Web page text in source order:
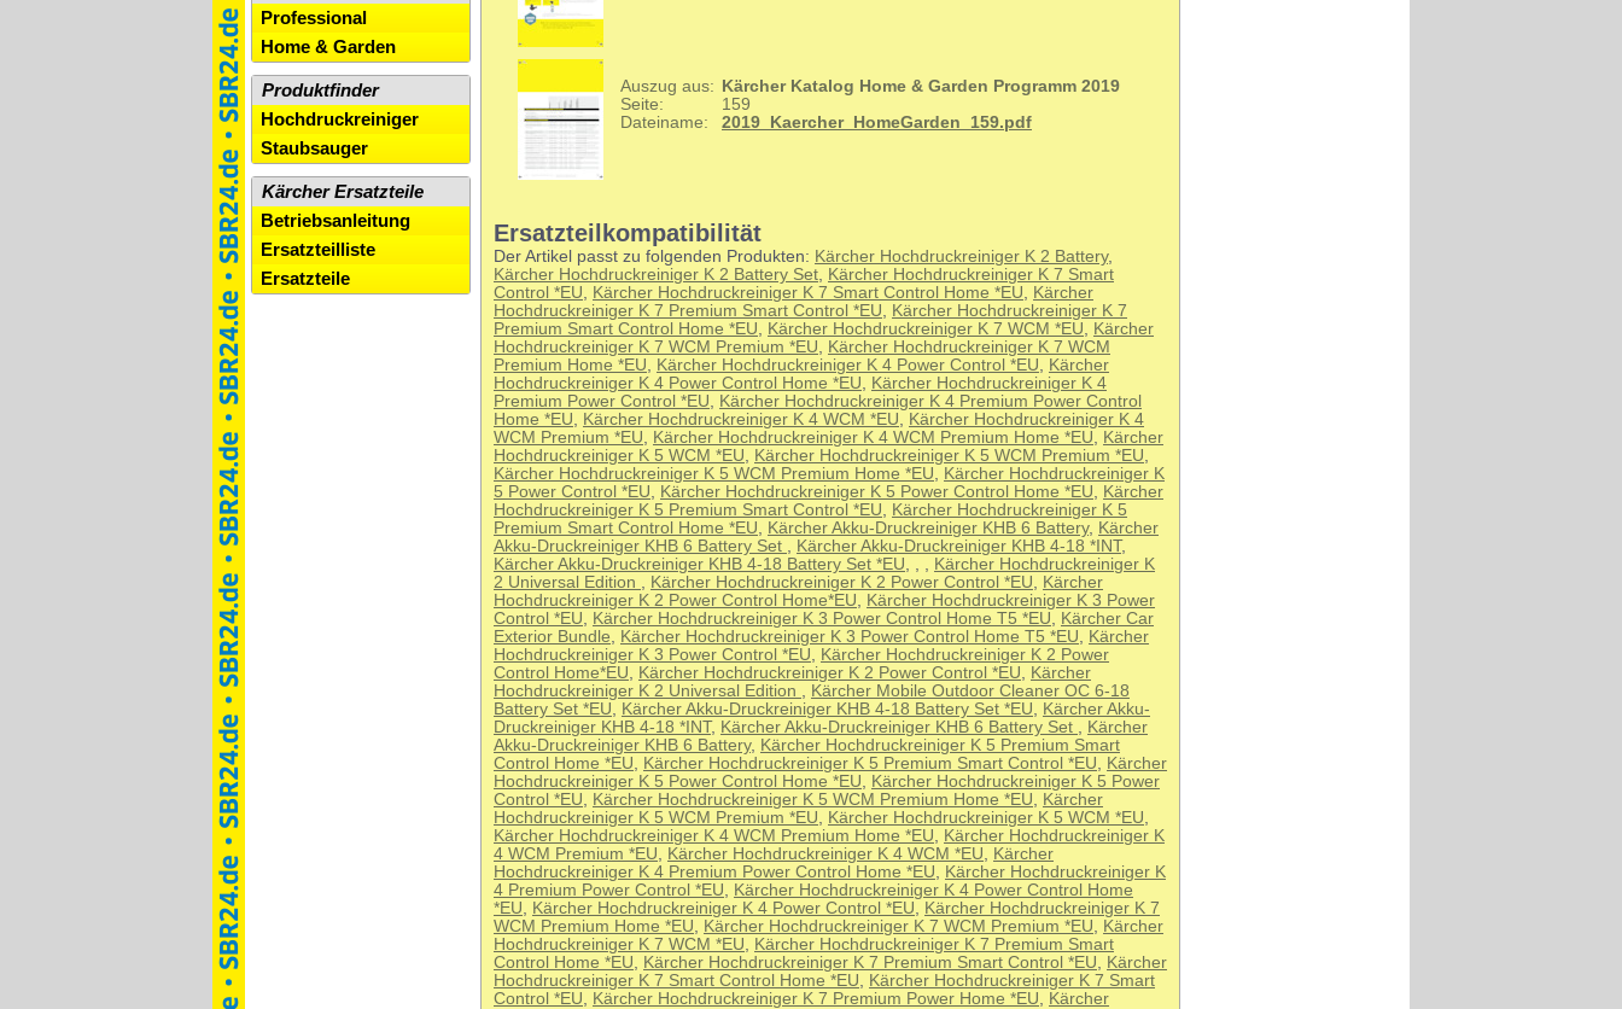
Auszug aus: Kärcher Katalog Home & Garden Programm 2019
Seite:
159
Dateiname:
2019_Kaercher_HomeGarden_159.pdf
Ersatzteilkompatibilität
Der Artikel passt zu folgenden Produkten: Kärcher Hochdruckreiniger K 2 Battery,
Kärcher Hochdruckreiniger K 2 Battery Set, Kärcher Hochdruckreiniger K 7 Smart
Control *EU, Kärcher Hochdruckreiniger K 7 Smart Control Home *EU, Kärcher
Hochdruckreiniger K 7 Premium Smart Control *EU, Kärcher Hochdruckreiniger K 7
Premium Smart Control Home *EU, Kärcher Hochdruckreiniger K 7 WCM *EU, Kärcher
Hochdruckreiniger K 7 WCM Premium *EU, Kärcher Hochdruckreiniger K 7 WCM
Premium Home *EU, Kärcher Hochdruckreiniger K 4 Power Control *EU, Kärcher
Hochdruckreiniger K 4 Power Control Home *EU, Kärcher Hochdruckreiniger K 4
Premium Power Control *EU, Kärcher Hochdruckreiniger K 4 Premium Power Control
Home *EU, Kärcher Hochdruckreiniger K 4 WCM *EU, Kärcher Hochdruckreiniger K 4
WCM Premium *EU, Kärcher Hochdruckreiniger K 4 WCM Premium Home *EU, Kärcher
Hochdruckreiniger K 5 WCM *EU, Kärcher Hochdruckreiniger K 5 WCM Premium *EU,
Kärcher Hochdruckreiniger K 5 WCM Premium Home *EU, Kärcher Hochdruckreiniger K
5 Power Control *EU, Kärcher Hochdruckreiniger K 5 Power Control Home *EU, Kärcher
Hochdruckreiniger K 5 Premium Smart Control *EU, Kärcher Hochdruckreiniger K 5
Premium Smart Control Home *EU, Kärcher Akku-Druckreiniger KHB 6 Battery, Kärcher
Akku-Druckreiniger KHB 6 Battery Set , Kärcher Akku-Druckreiniger KHB 4-18 *INT,
Kärcher Akku-Druckreiniger KHB 4-18 Battery Set *EU, , , Kärcher Hochdruckreiniger K
2 Universal Edition , Kärcher Hochdruckreiniger K 2 Power Control *EU, Kärcher
Hochdruckreiniger K 2 Power Control Home*EU, Kärcher Hochdruckreiniger K 3 Power
Control *EU, Kärcher Hochdruckreiniger K 3 Power Control Home T5 *EU, Kärcher Car
Exterior Bundle, Kärcher Hochdruckreiniger K 3 Power Control Home T5 *EU, Kärcher
Hochdruckreiniger K 3 Power Control *EU, Kärcher Hochdruckreiniger K 2 Power
Control Home*EU, Kärcher Hochdruckreiniger K 2 Power Control *EU, Kärcher
Hochdruckreiniger K 2 Universal Edition , Kärcher Mobile Outdoor Cleaner OC 6-18
Battery Set *EU, Kärcher Akku-Druckreiniger KHB 4-18 Battery Set *EU, Kärcher Akku-
Druckreiniger KHB 4-18 *INT, Kärcher Akku-Druckreiniger KHB 6 Battery Set , Kärcher
Akku-Druckreiniger KHB 6 Battery, Kärcher Hochdruckreiniger K 5 Premium Smart
Control Home *EU, Kärcher Hochdruckreiniger K 5 Premium Smart Control *EU, Kärcher
Hochdruckreiniger K 5 Power Control Home *EU, Kärcher Hochdruckreiniger K 5 Power
Control *EU, Kärcher Hochdruckreiniger K 5 WCM Premium Home *EU, Kärcher
Hochdruckreiniger K 5 WCM Premium *EU, Kärcher Hochdruckreiniger K 5 WCM *EU,
Kärcher Hochdruckreiniger K 4 WCM Premium Home *EU, Kärcher Hochdruckreiniger K
4 WCM Premium *EU, Kärcher Hochdruckreiniger K 4 WCM *EU, Kärcher
Hochdruckreiniger K 4 Premium Power Control Home *EU, Kärcher Hochdruckreiniger K
4 Premium Power Control *EU, Kärcher Hochdruckreiniger K 4 Power Control Home
*EU, Kärcher Hochdruckreiniger K 4 Power Control *EU, Kärcher Hochdruckreiniger K 7
WCM Premium Home *EU, Kärcher Hochdruckreiniger K 7 WCM Premium *EU, Kärcher
Hochdruckreiniger K 7 WCM *EU, Kärcher Hochdruckreiniger K 7 Premium Smart
Control Home *EU, Kärcher Hochdruckreiniger K 7 Premium Smart Control *EU, Kärcher
Hochdruckreiniger K 7 Smart Control Home *EU, Kärcher Hochdruckreiniger K 7 Smart
Control *EU, Kärcher Hochdruckreiniger K 7 Premium Power Home *EU, Kärcher
Professional
Home & Garden
Produktfinder
Hochdruckreiniger
Staubsauger
Kärcher Ersatzteile
Betriebsanleitung
Ersatzteilliste
Ersatzteile